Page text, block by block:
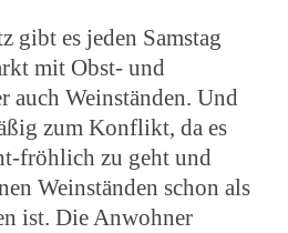
gibt es jeden Samstag
mit Obst- und
auch Weinständen. Und
zum Konflikt, da es
fröhlich zu geht und
Weinständen schon als
ist. Die Anwohner